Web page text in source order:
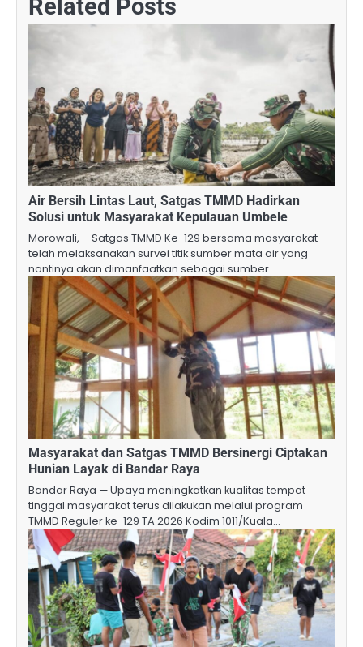
Related Posts
Air Bersih Lintas Laut, Satgas TMMD Hadirkan
Solusi untuk Masyarakat Kepulauan Umbele
Morowali, – Satgas TMMD Ke-129 bersama masyarakat
telah melaksanakan survei titik sumber mata air yang
nantinya akan dimanfaatkan sebagai sumber…
Masyarakat dan Satgas TMMD Bersinergi Ciptakan
Hunian Layak di Bandar Raya
Bandar Raya — Upaya meningkatkan kualitas tempat
tinggal masyarakat terus dilakukan melalui program
TMMD Reguler ke-129 TA 2026 Kodim 1011/Kuala…